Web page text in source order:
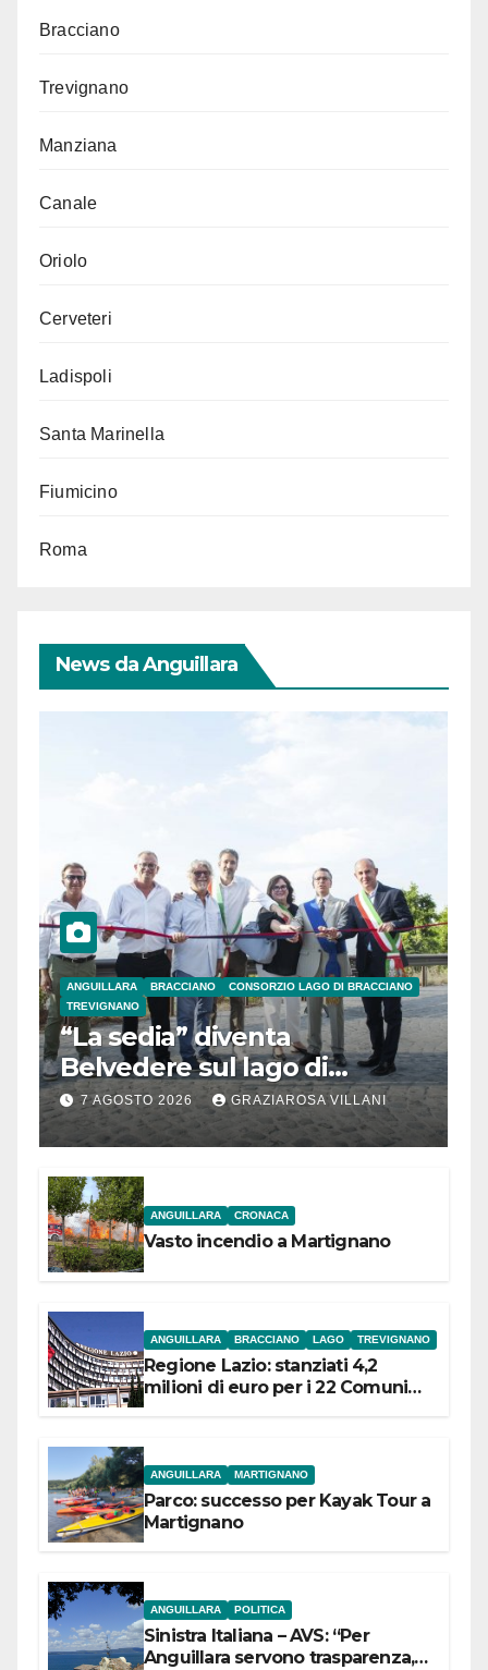
Bracciano
Trevignano
Manziana
Canale
Oriolo
Cerveteri
Ladispoli
Santa Marinella
Fiumicino
Roma
News da Anguillara
ANGUILLARA BRACCIANO
CONSORZIO LAGO DI BRACCIANO
TREVIGNANO
“La sedia” diventa
Belvedere sul lago di
Bracciano: ieri
l’inaugurazione
7 AGOSTO 2026 GRAZIAROSA VILLANI
ANGUILLARA CRONACA
Vasto incendio a Martignano
ANGUILLARA BRACCIANO LAGO TREVIGNANO
Regione Lazio: stanziati 4,2
milioni di euro per i 22 Comuni
ANGUILLARA MARTIGNANO
Parco: successo per Kayak Tour a
Martignano
ANGUILLARA POLITICA
Sinistra Italiana – AVS: “Per
Anguillara servono trasparenza,